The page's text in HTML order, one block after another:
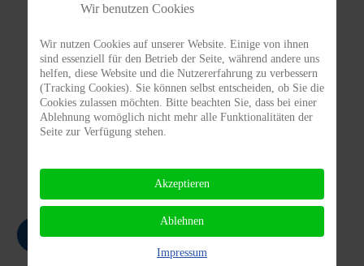
Vermittlungs
ABC
Tierhalter
Infos
Vermittlungs-
Zurück
Wir benutzen Cookies
Wir nutzen Cookies auf unserer Website. Einige von ihnen
sind essenziell für den Betrieb der Seite, während andere uns
helfen, diese Website und die Nutzererfahrung zu verbessern
(Tracking Cookies). Sie können selbst entscheiden, ob Sie die
Cookies zulassen möchten. Bitte beachten Sie, dass bei einer
Ablehnung womöglich nicht mehr alle Funktionalitäten der
Seite zur Verfügung stehen.
Akzeptieren
Ablehnen
Impressum